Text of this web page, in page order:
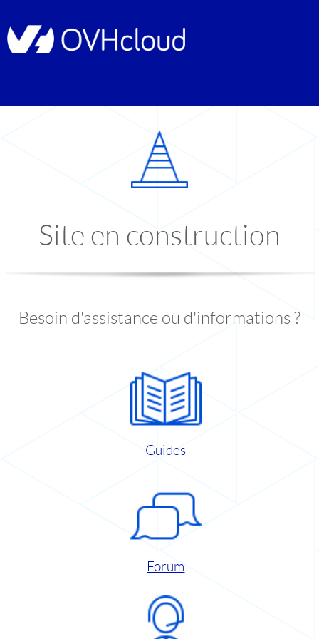
Site en construction
Besoin d'assistance ou d'informations ?
Guides
Forum